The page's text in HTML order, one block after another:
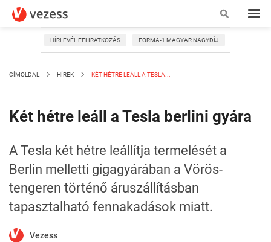
HÍRLEVÉL FELIRATKOZÁS FORMA-1 MAGYAR NAGYDÍJ
CÍMOLDAL HÍREK KÉT HÉTRE LEÁLL A TESLA...
Két hétre leáll a Tesla berlini gyára
A Tesla két hétre leállítja termelését a
Berlin melletti gigagyárában a Vörös-
tengeren történő áruszállításban
tapasztalható fennakadások miatt.
Vezess